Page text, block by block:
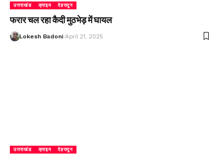
उत्तराखंड क्राइम देहरादून
फरार चल रहा कैदी मुठभेड़ में घायल
Lokesh Badoni April 21, 2025
उत्तराखंड क्राइम देहरादून